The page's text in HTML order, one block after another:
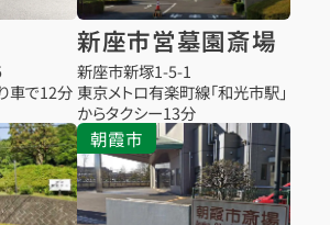
車で12分
新座市営墓園斎場
新座市新塚1-5-1
東京メトロ有楽町線「和光市駅」
からタクシー13分
朝霞市